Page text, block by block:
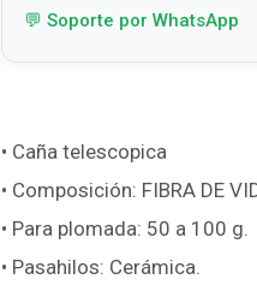
💬 Soporte por WhatsApp
• Caña telescopica
• Composición: FIBRA DE
• Para plomada: 50 a 100 g.
• Pasahilos: Cerámica.